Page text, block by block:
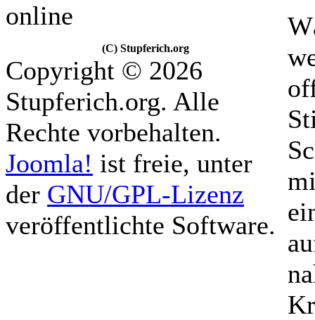
online
(C) Stupferich.org
Copyright © 2026
Stupferich.org. Alle
Rechte vorbehalten.
Joomla! ist freie, unter
der GNU/GPL-Lizenz
veröffentlichte Software.